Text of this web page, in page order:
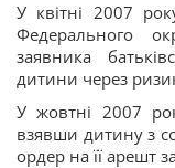
У квітні 2007
Федерального
заявника
дитини через
У жовтні 2007
взявши дитину з
ордер на її арешт